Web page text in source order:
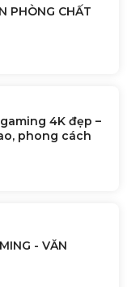
PHÒNG CHẤT
4K đẹp –
phong cách
- VĂN